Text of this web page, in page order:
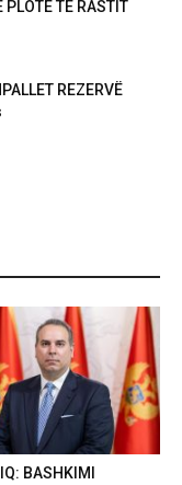
TË RASTIT
REZERVË
BASHKIMI